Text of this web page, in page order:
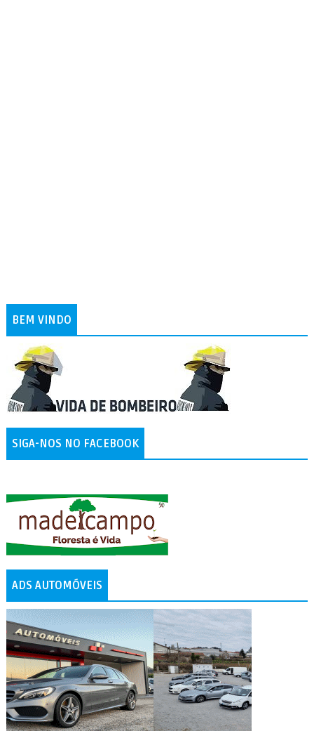
BEM VINDO
SIGA-NOS NO FACEBOOK
ADS AUTOMÓVEIS